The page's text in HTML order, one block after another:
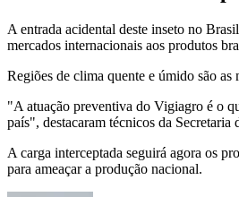
A entrada acidental deste inseto no
mercados internacionais aos produtos
Regiões de clima quente e úmido são
"A atuação preventiva do Vigiagro é o
país", destacaram técnicos da
A carga interceptada seguirá agora os
para ameaçar a produção nacional.